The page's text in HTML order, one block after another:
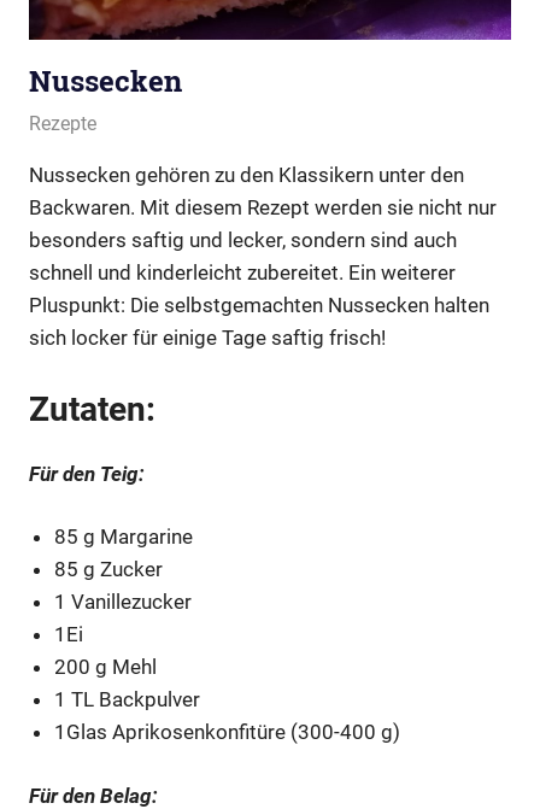
Nussecken
September 12, 2019
cnidarya.de
Rezepte
Nussecken gehören zu den Klassikern unter den
Backwaren. Mit diesem Rezept werden sie nicht nur
besonders saftig und lecker, sondern sind auch
schnell und kinderleicht zubereitet. Ein weiterer
Pluspunkt: Die selbstgemachten Nussecken halten
sich locker für einige Tage saftig frisch!
Zutaten:
Für den Teig:
85 g Margarine
85 g Zucker
1 Vanillezucker
1Ei
200 g Mehl
1 TL Backpulver
1Glas Aprikosenkonfitüre (300-400 g)
Für den Belag: